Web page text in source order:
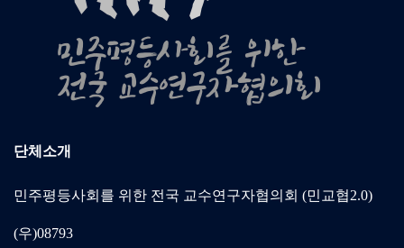
단체소개
민주평등사회를 위한 전국 교수연구자협의회 (민교협2.0)
(우)08793